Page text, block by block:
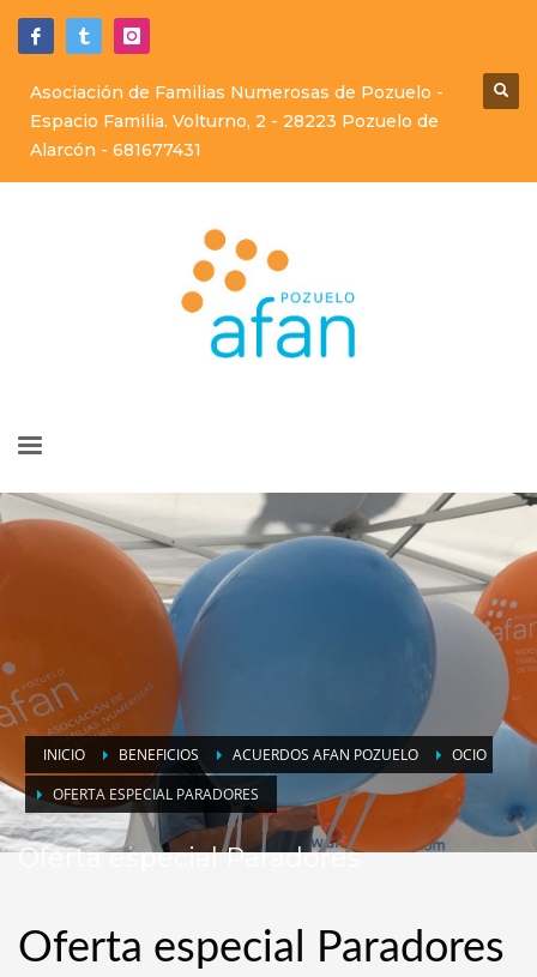
Asociación de Familias Numerosas de Pozuelo -
Espacio Familia. Volturno, 2 - 28223 Pozuelo de
Alarcón - 681677431
INICIO BENEFICIOS ACUERDOS AFAN POZUELO
OCIO
OFERTA ESPECIAL PARADORES
Oferta especial Paradores
Oferta especial Paradores